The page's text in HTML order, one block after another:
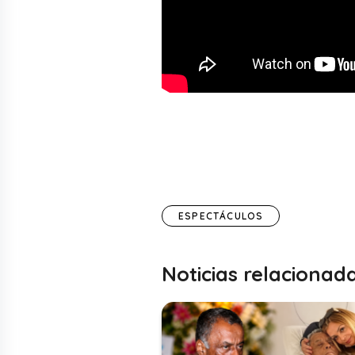
ESPECTÁCULOS
Noticias